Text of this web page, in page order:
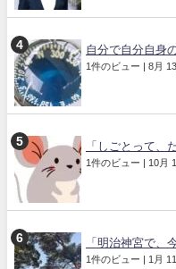
自分で自分自身
1件のビュー | 8月
「しごとって、
1件のビュー | 10月
「明治神宮で、
1件のビュー | 1月